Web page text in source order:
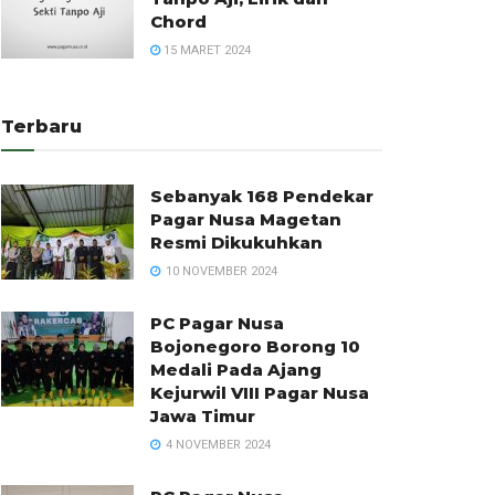
Chord
15 MARET 2024
Terbaru
Sebanyak 168 Pendekar
Pagar Nusa Magetan
Resmi Dikukuhkan
10 NOVEMBER 2024
PC Pagar Nusa
Bojonegoro Borong 10
Medali Pada Ajang
Kejurwil VIII Pagar Nusa
Jawa Timur
4 NOVEMBER 2024